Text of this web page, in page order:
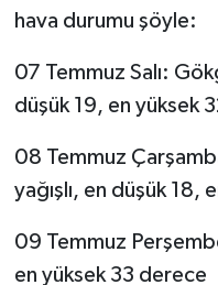
hava durumu şöyle:
07 Temmuz Salı:
düşük 19, en yüksek
08 Temmuz
yağışlı, en düşük 18,
09 Temmuz
en yüksek 33 derece